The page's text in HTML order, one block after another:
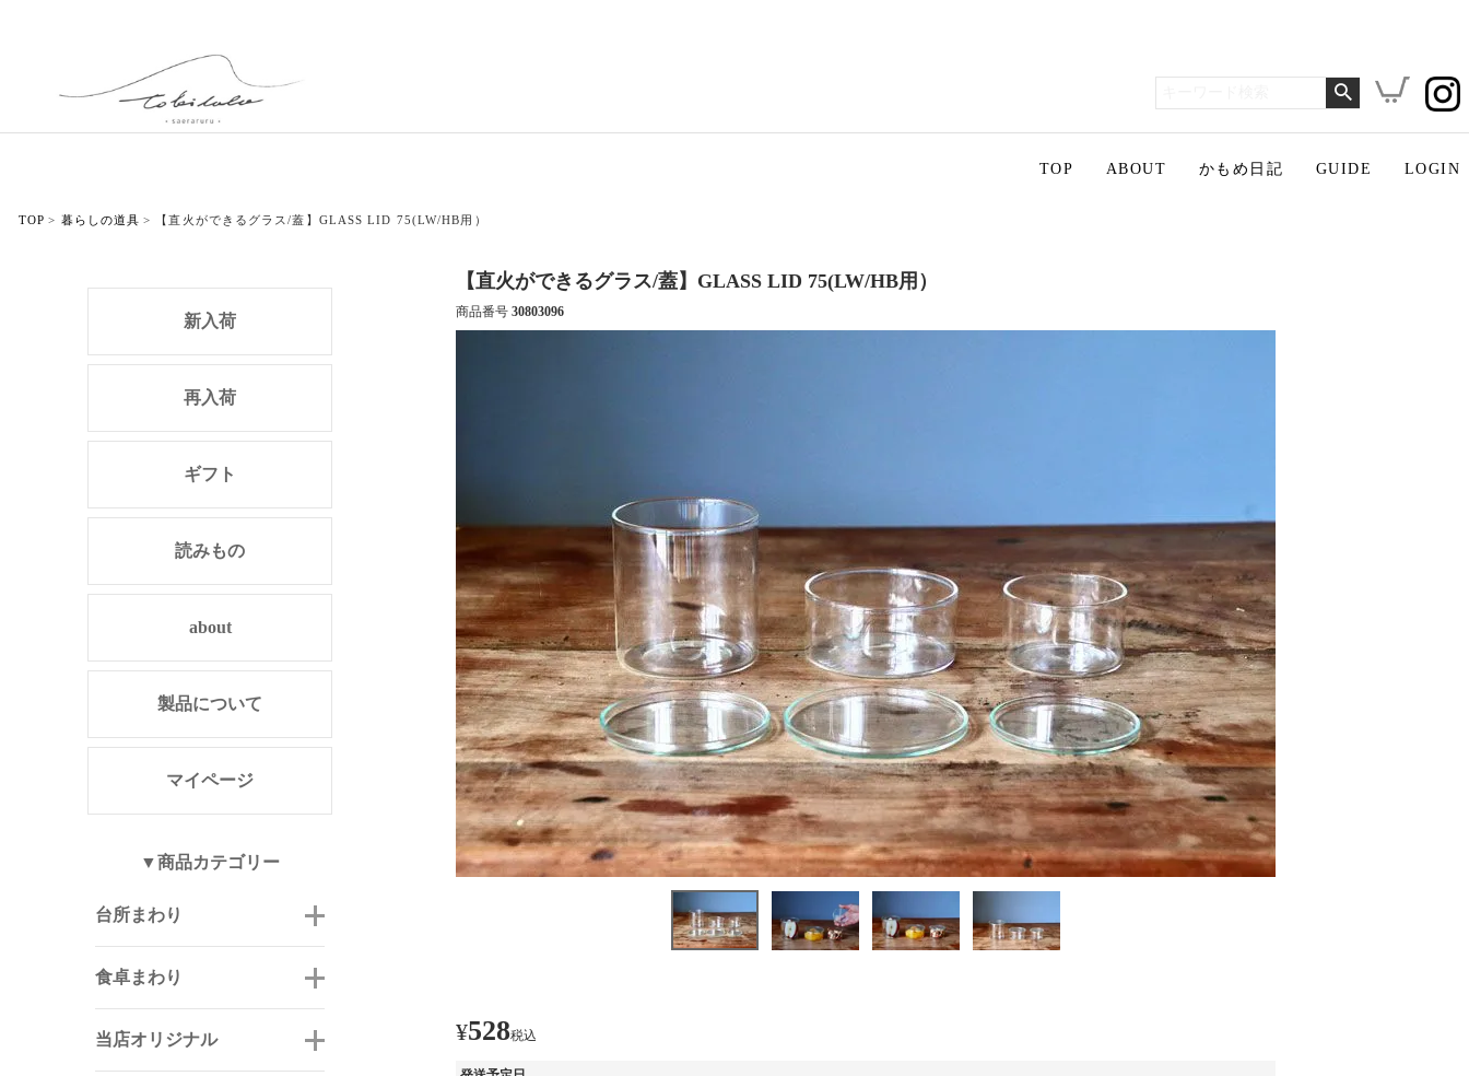
TOP ABOUT かもめ日記 GUIDE LOGIN
TOP 暮らしの道具 【直火ができるグラス/蓋】GLASS LID 75(LW/HB用）
新入荷
再入荷
ギフト
読みもの
about
製品について
マイページ
▼商品カテゴリー
台所まわり
食卓まわり
当店オリジナル
【直火ができるグラス/蓋】GLASS LID 75(LW/HB用）
商品番号 30803096
¥528税込